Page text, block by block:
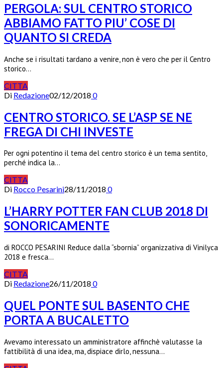
PERGOLA: SUL CENTRO STORICO
ABBIAMO FATTO PIU’ COSE DI
QUANTO SI CREDA
Anche se i risultati tardano a venire, non è vero che per il Centro
storico…
CITTA
Di Redazione02/12/2018 0
CENTRO STORICO. SE L’ASP SE NE
FREGA DI CHI INVESTE
Per ogni potentino il tema del centro storico è un tema sentito,
perché indica la…
CITTA
Di Rocco Pesarini28/11/2018 0
L’HARRY POTTER FAN CLUB 2018 DI
SONORICAMENTE
di ROCCO PESARINI Reduce dalla “sbornia” organizzativa di Vinilyca
2018 e fresca…
CITTA
Di Redazione26/11/2018 0
QUEL PONTE SUL BASENTO CHE
PORTA A BUCALETTO
Avevamo interessato un amministratore affinchè valutasse la
fattibilità di una idea, ma, dispiace dirlo, nessuna…